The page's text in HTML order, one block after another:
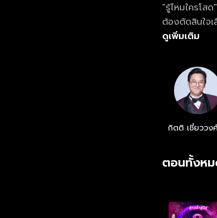
"รู้ไหมใครโส
ต้องตัดสินใจเ
ความสนุก คว
ทุกวันอาทิตย์
ดูเพิ่มเติม
กิตติ เชี่ยววง
ตอนทั้งห